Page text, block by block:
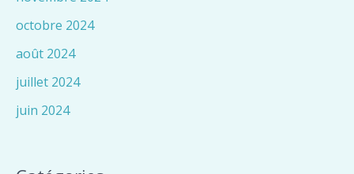
octobre 2024
août 2024
juillet 2024
juin 2024